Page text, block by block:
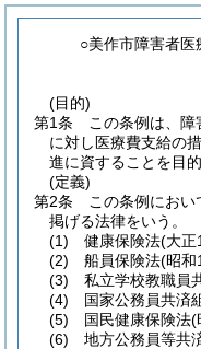
○美作市障害者医
(目的)
第1条
この条例は、
に対し医療費支給の
進に資することを目的
(定義)
第2条
この条例におい
掲げる法律をいう。
(1)
健康保険法(大正
(2)
船員保険法(昭和
(3)
私立学校教職員
(4)
国家公務員共済
(5)
国民健康保険法(
(6)
地方公務員等共